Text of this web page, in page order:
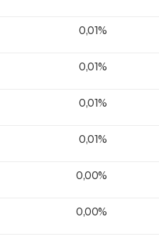
0,01%
0,01%
0,01%
0,01%
0,00%
0,00%